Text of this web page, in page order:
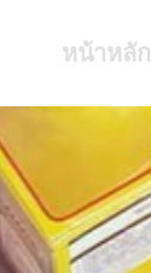
หน้าหลัก